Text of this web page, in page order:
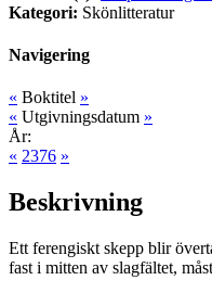
Kategori: Skönlitteratur
Navigering
« Boktitel »
« Utgivningsdatum »
År:
« 2376 »
Beskrivning
Ett ferengiskt skepp blir
fast i mitten av slagfältet,